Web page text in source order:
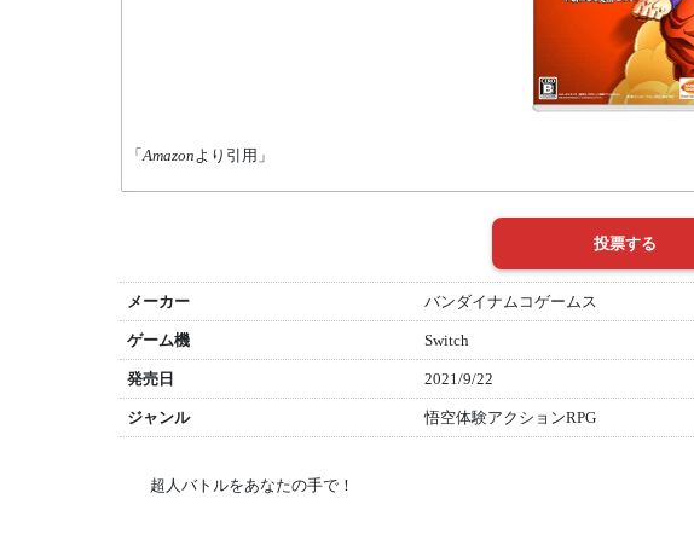
「Amazonより引用」
メーカー バンダイナムコゲームス
ゲーム機 Switch
発売日 2021/9/22
ジャンル 悟空体験アクションRPG
超人バトルをあなたの手で！